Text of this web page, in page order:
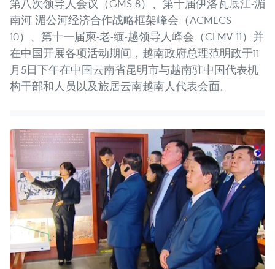
第八次领导人会议（GMS 8）、第十届伊洛瓦底江-湄
南河-湄公河经济合作战略框架峰会（ACMECS
10）、第十一届柬-老-缅-越领导人峰会（CLMV 11）并
在中国开展各项活动期间，越南政府总理范明政于11
月5日下午在中国云南省昆明市与越南驻中国代表机
构干部和人员以及旅居云南越南人代表会面。